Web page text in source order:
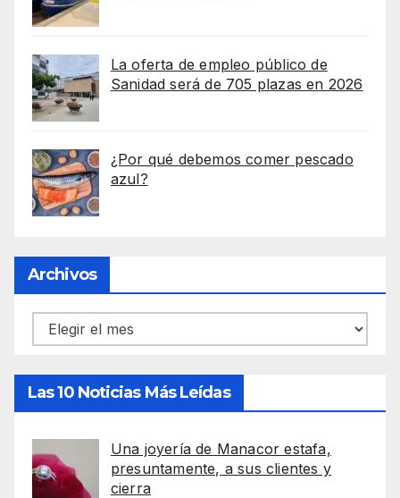
La oferta de empleo público de
Sanidad será de 705 plazas en 2026
¿Por qué debemos comer pescado
azul?
Archivos
Archivos
Las 10 Noticias Más Leídas
Una joyería de Manacor estafa,
presuntamente, a sus clientes y
cierra